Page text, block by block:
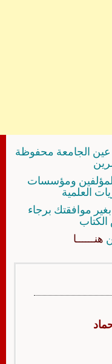
عين الجامعة محفوظة
ومؤسسات
العلمية
موافقتك برجاء
هنــــــا